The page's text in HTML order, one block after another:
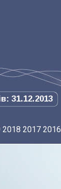
31.12.2013
2018 2017 2016